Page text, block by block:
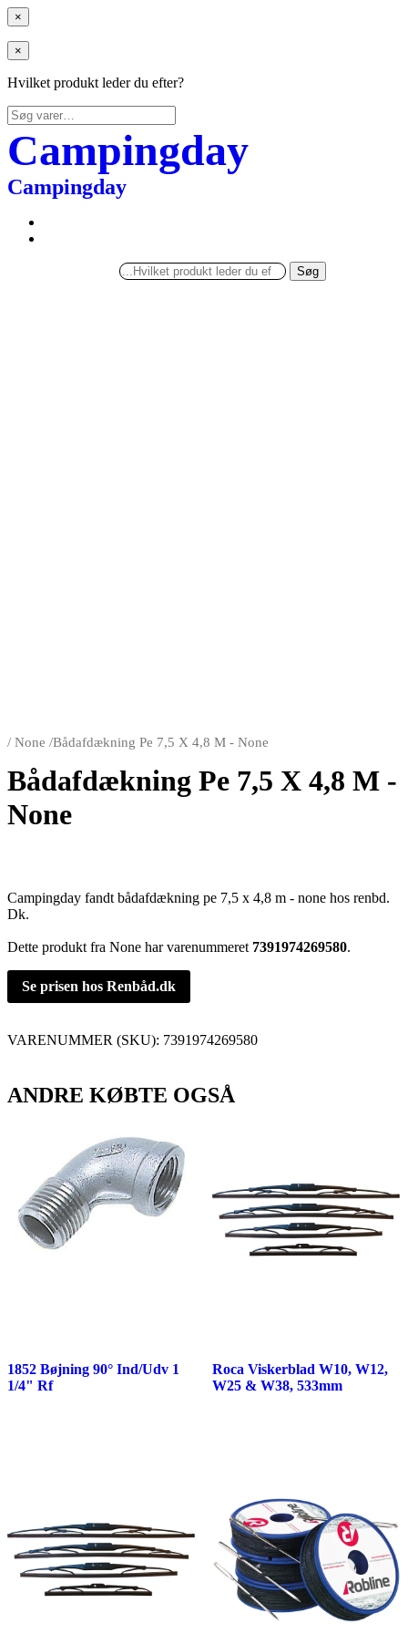
×
×
Hvilket produkt leder du efter?
Søg
efter:
Campingday
Campingday
Søg
/ None /Bådafdækning Pe 7,5 X 4,8 M - None
Bådafdækning Pe 7,5 X 4,8 M -
None
Campingday fandt bådafdækning pe 7,5 x 4,8 m - none hos renbd.
Dk.
Dette produkt fra None har varenummeret 7391974269580.
Se prisen hos Renbåd.dk
VARENUMMER (SKU): 7391974269580
ANDRE KØBTE OGSÅ
1852 Bøjning 90° Ind/Udv 1
1/4" Rf
Roca Viskerblad W10, W12,
W25 & W38, 533mm